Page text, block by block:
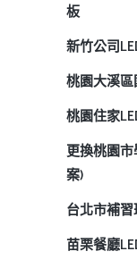
板
新竹公司
桃園大溪
桃園住家
更換桃園
案)
台北市補
苗栗餐廳